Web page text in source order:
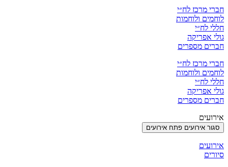
חברי מרכז לח״י
לוחמים ולוחמות
חללי לח״י
גולי אפריקה
חברים מספרים
חברי מרכז לח״י
לוחמים ולוחמות
חללי לח״י
גולי אפריקה
חברים מספרים
אירועים
סגור אירועים פתח אירועים
אירועים
סיורים